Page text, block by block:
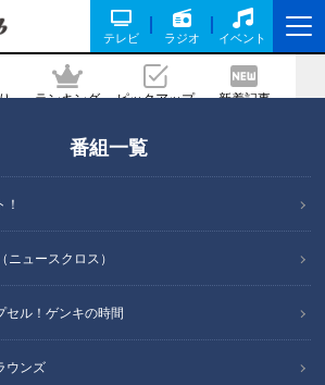
テレビ ラジオ イベント
ランキング ピックアップ 新着記事
番組一覧
ニュースクロス）
セル！ゲンキの時間
ウンズ
ーチが今だから明か
起用法”秘話